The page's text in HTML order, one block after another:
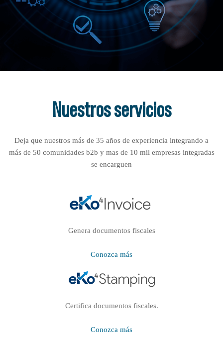
Nuestros servicios
Deja que nuestros más de 35 años de experiencia integrando a
más de 50 comunidades b2b y mas de 10 mil empresas integradas
se encarguen
Genera documentos fiscales
Conozca más
Certifica documentos fiscales.
Conozca más